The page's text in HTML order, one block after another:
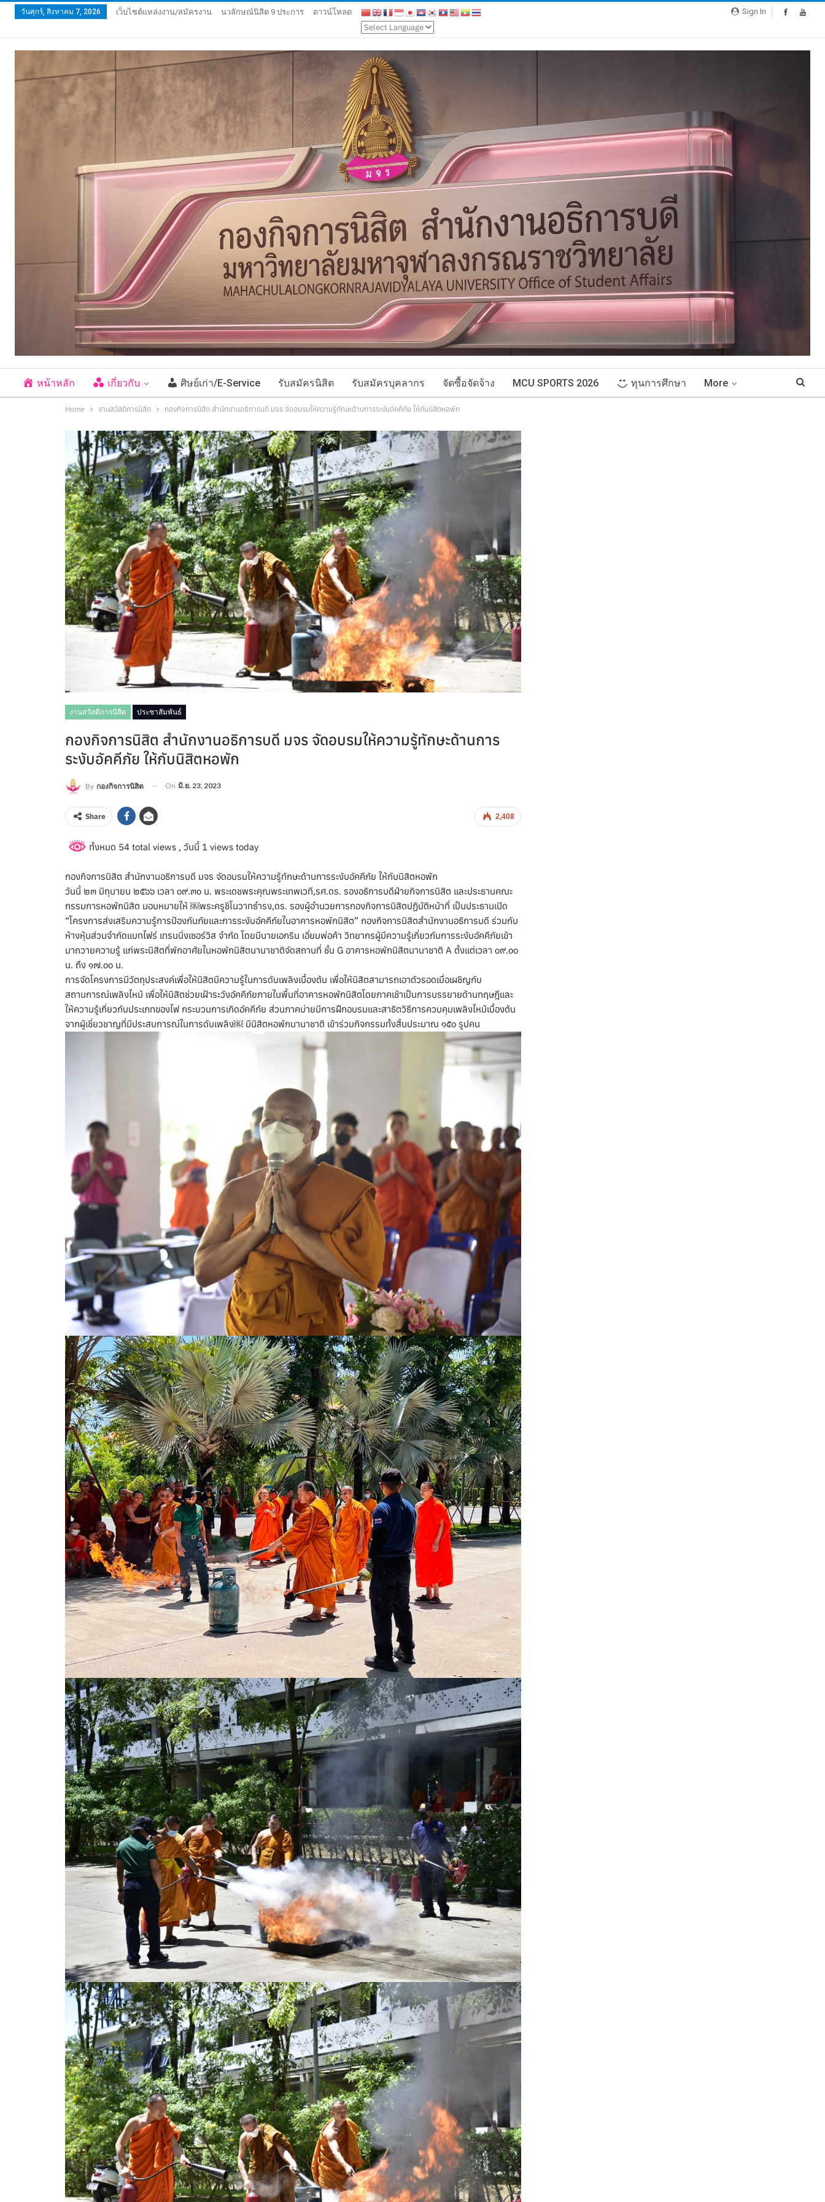
Sign In
วันศุกร์, สิงหาคม 7, 2026 เว็บไซต์แหล่งงาน/สมัครงาน นวลักษณ์นิสิต 9 ประการ ดาวน์โหลด
หน้าหลัก เกี่ยวกับ ศิษย์เก่า/E-Service รับสมัครนิสิต รับสมัครบุคลากร จัดซื้อจัดจ้าง MCU SPORTS 2026 ทุนการศึกษา More
Home งานสวัสดิการนิสิต กองกิจการนิสิต สำนักงานอธิการบดี มจร จัดอบรมให้ความรู้ทักษะด้านการระงับอัคคีภัย ให้กับนิสิตหอพัก
งานสวัสดิการนิสิต ประชาสัมพันธ์
กองกิจการนิสิต สำนักงานอธิการบดี มจร จัดอบรมให้ความรู้ทักษะด้านการ
ระงับอัคคีภัย ให้กับนิสิตหอพัก
By กองกิจการนิสิต On มิ.ย. 23, 2023
2,408
Share
ทั้งหมด 54 total views , วันนี้ 1 views today
กองกิจการนิสิต สำนักงานอธิการบดี มจร จัดอบรมให้ความรู้ทักษะด้านการระงับอัคคีภัย ให้กับนิสิตหอพัก
วันนี้ ๒๓ มิถุนายน ๒๕๖๖ เวลา ๐๙.๓๐ น. พระเดชพระคุณพระเทพเวที,รศ.ดร. รองอธิการบดีฝ่ายกิจการนิสิต และประธานคณะ
กรรมการหอพักนิสิต มอบหมายให้ ￼พระครูชิโนวาทธำรง,ดร. รองผู้อำนวยการกองกิจการนิสิตปฏิบัติหน้าที่ เป็นประธานเปิด
“โครงการส่งเสริมความรู้การป้องกันภัยและการระงับอัคคีภัยในอาคารหอพักนิสิต” กองกิจการนิสิตสำนักงานอธิการบดี ร่วมกับ
ห้างหุ้นส่วนจำกัดแบทไฟร์ เทรนนิ่งเซอร์วิส จำกัด โดยมีนายเอกริน เอี่ยมพ่อค้า วิทยากรผู้มีความรู้เกี่ยวกับการระงับอัคคีภัยเข้า
มาถวายความรู้ แก่พระนิสิตที่พักอาศัยในหอพักนิสิตนานาชาติจัดสถานที่ ชั้น G อาคารหอพักนิสิตนานาชาติ A ตั้งแต่เวลา ๐๙.๐๐
น. ถึง ๑๗.๐๐ น.
การจัดโครงการมีวัตถุประสงค์เพื่อให้นิสิตมีความรู้ในการดับเพลิงเบื้องต้น เพื่อให้นิสิตสามารถเอาตัวรอดเมื่อเผชิญกับ
สถานการณ์เพลิงไหม้ เพื่อให้นิสิตช่วยเฝ้าระวังอัคคีภัยภายในพื้นที่อาคารหอพักนิสิตโดยภาคเช้าเป็นการบรรยายด้านทฤษฎีและ
ให้ความรู้เกี่ยวกับประเภทของไฟ กระบวนการเกิดอัคคีภัย ส่วนภาคบ่ายมีการฝึกอบรมและสาธิตวิธีการควบคุมเพลิงไหม้เบื้องต้น
จากผู้เชี่ยวชาญที่มีประสบการณ์ในการดับเพลิง￼ มีนิสิตหอพักนานาชาติ เข้าร่วมกิจกรรมทั้งสิ้นประมาณ ๑๕๐ รูปคน